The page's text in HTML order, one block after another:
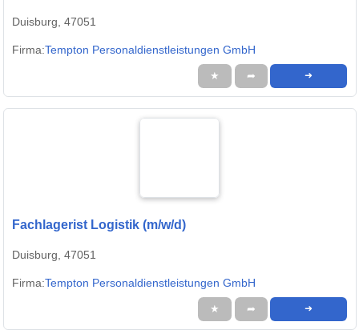
Duisburg, 47051
Firma:Tempton Personaldienstleistungen GmbH
★ ➦ ➜
Fachlagerist Logistik (m/w/d)
Duisburg, 47051
Firma:Tempton Personaldienstleistungen GmbH
★ ➦ ➜